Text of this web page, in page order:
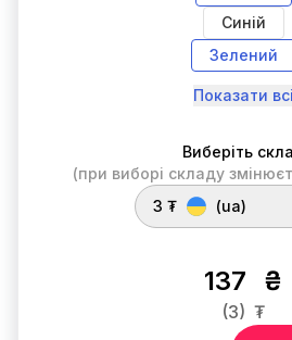
Синій
Зелений
Показати всі
Виберіть
(при виборі складу
3 ₮
(ua)
137 ₴
(3) ₮